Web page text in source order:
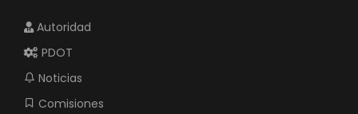
Autoridad
PDOT
Noticias
Comisiones